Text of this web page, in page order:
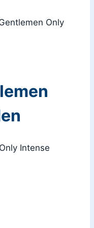
Only